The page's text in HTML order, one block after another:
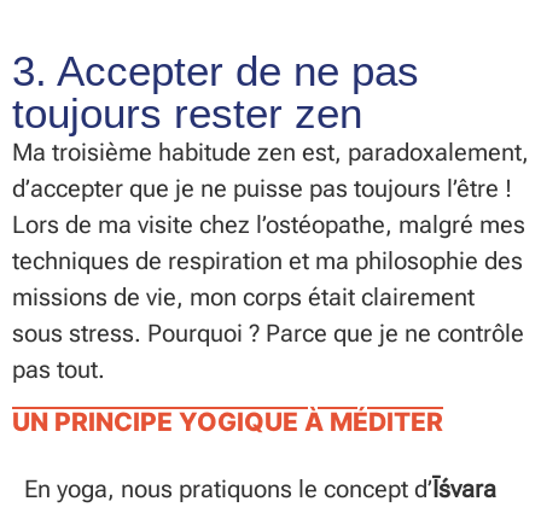
3. Accepter de ne pas
toujours rester zen
Ma troisième habitude zen est, paradoxalement,
d’accepter que je ne puisse pas toujours l’être !
Lors de ma visite chez l’ostéopathe, malgré mes
techniques de respiration et ma philosophie des
missions de vie, mon corps était clairement
sous stress. Pourquoi ? Parce que je ne contrôle
pas tout.
UN PRINCIPE YOGIQUE À MÉDITER
En yoga, nous pratiquons le concept d’Īśvara